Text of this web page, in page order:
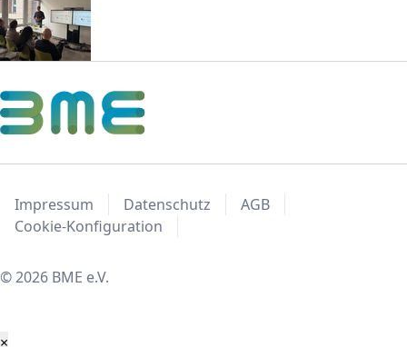
Impressum Datenschutz
AGB
Cookie-Konfiguration
© 2026 BME e.V.
×